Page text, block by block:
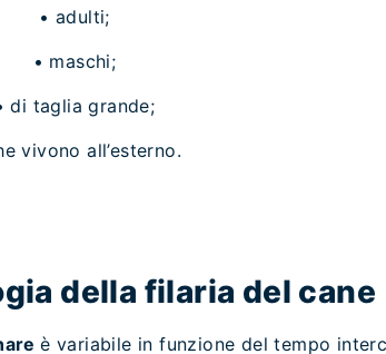
• adulti;
• maschi;
di taglia grande;
vivono all’esterno.
della filaria del cane
è variabile in funzione del tempo